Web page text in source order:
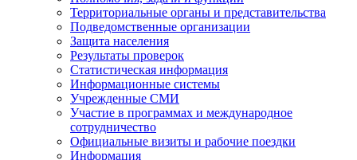
Территориальные органы и представительства
Подведомственные организации
Защита населения
Результаты проверок
Статистическая информация
Информационные системы
Учрежденные СМИ
Участие в программах и международное
сотрудничество
Официальные визиты и рабочие поездки
Информация